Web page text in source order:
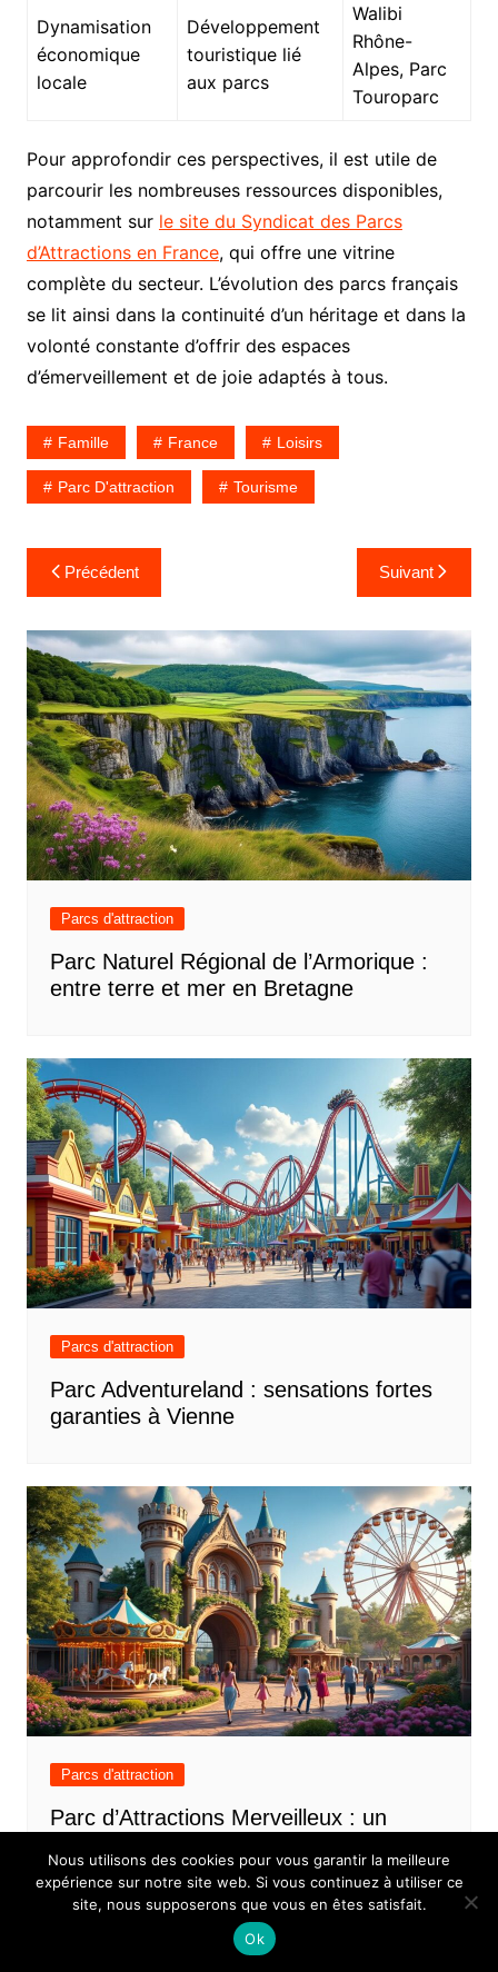
Dynamisation
économique
locale
Développement
touristique lié
aux parcs
Walibi
Rhône-
Alpes, Parc
Touroparc
Pour approfondir ces perspectives, il est utile de
parcourir les nombreuses ressources disponibles,
notamment sur le site du Syndicat des Parcs
d’Attractions en France, qui offre une vitrine
complète du secteur. L’évolution des parcs français
se lit ainsi dans la continuité d’un héritage et dans la
volonté constante d’offrir des espaces
d’émerveillement et de joie adaptés à tous.
Famille France Loisirs
Parc D'attraction Tourisme
Navigation
de
l’article
Précédent Suivant
Parcs d'attraction
Parc Naturel Régional de l’Armorique :
entre terre et mer en Bretagne
Parcs d'attraction
Parc Adventureland : sensations fortes
garanties à Vienne
Parcs d'attraction
Parc d’Attractions Merveilleux : un
Nous utilisons des cookies pour vous garantir la meilleure
expérience sur notre site web. Si vous continuez à utiliser ce
site, nous supposerons que vous en êtes satisfait.
Ok